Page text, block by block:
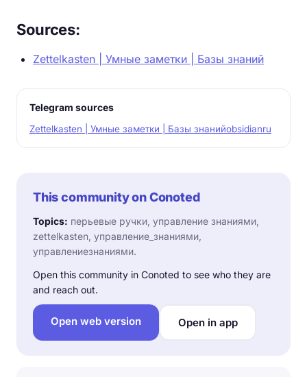
Sources:
Zettelkasten | Умные заметки | Базы знаний
Telegram sources
Zettelkasten | Умные заметки | Базы знанийobsidianru
This community on Conoted
Topics: перьевые ручки, управление знаниями,
zettelkasten, управление_знаниями,
управлениезнаниями.
Open this community in Conoted to see who they are
and reach out.
Open web version Open in app